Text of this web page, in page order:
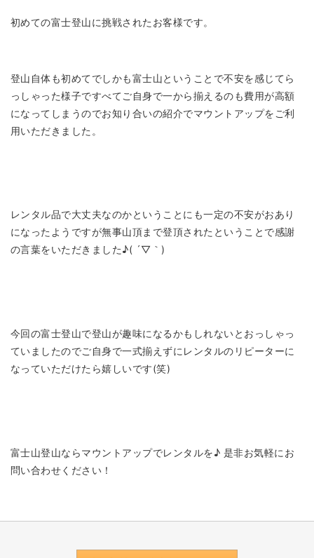
初めての富士登山に挑戦されたお客様です。
登山自体も初めてでしかも富士山ということで不安を感じてら
っしゃった様子ですべてご自身で一から揃えるのも費用が高額
になってしまうのでお知り合いの紹介でマウントアップをご利
用いただきました。
レンタル品で大丈夫なのかということにも一定の不安がおあり
になったようですが無事山頂まで登頂されたということで感謝
の言葉をいただきました♪( ´▽｀)
今回の富士登山で登山が趣味になるかもしれないとおっしゃっ
ていましたのでご自身で一式揃えずにレンタルのリピーターに
なっていただけたら嬉しいです(笑)
富士山登山ならマウントアップでレンタルを♪ 是非お気軽にお
問い合わせください！